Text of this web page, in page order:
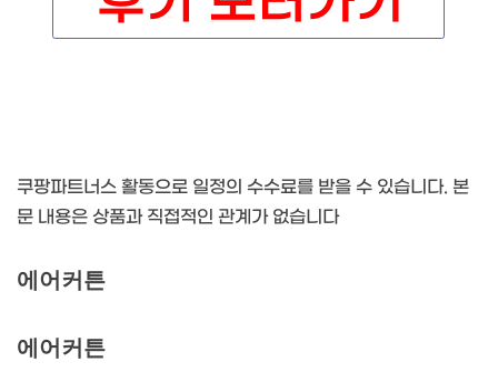
쿠팡파트너스 활동으로 일정의 수수료를 받을 수 있습니다. 본
문 내용은 상품과 직접적인 관계가 없습니다
에어커튼
에어커튼